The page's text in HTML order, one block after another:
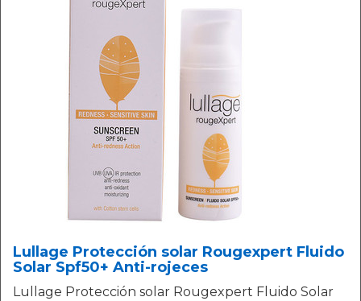
Lullage Protección solar Rougexpert Fluido
Solar Spf50+ Anti-rojeces
Lullage Protección solar Rougexpert Fluido Solar